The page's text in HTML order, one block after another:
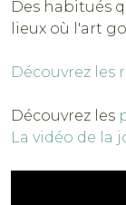
Des habitués
lieux où l'art
Découvrez les
Découvrez les
La vidéo de la